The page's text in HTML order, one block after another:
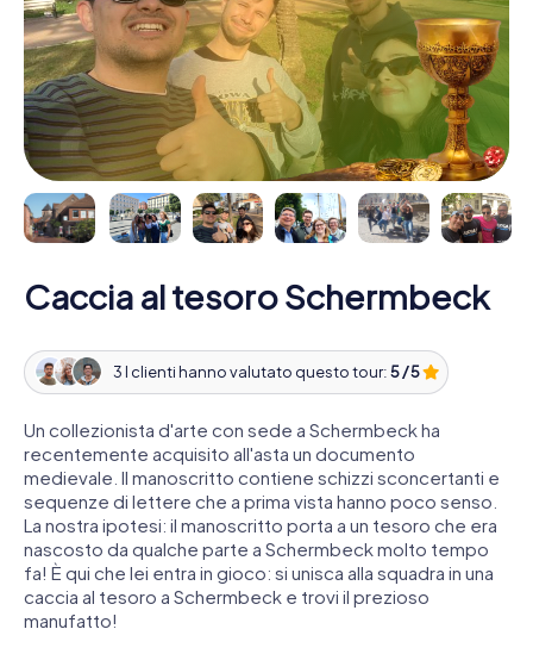
Caccia al tesoro Schermbeck
3 I clienti hanno valutato questo tour:5 / 5
Un collezionista d'arte con sede a Schermbeck ha
recentemente acquisito all'asta un documento
medievale. Il manoscritto contiene schizzi sconcertanti e
sequenze di lettere che a prima vista hanno poco senso.
La nostra ipotesi: il manoscritto porta a un tesoro che era
nascosto da qualche parte a Schermbeck molto tempo
fa! È qui che lei entra in gioco: si unisca alla squadra in una
caccia al tesoro a Schermbeck e trovi il prezioso
manufatto!